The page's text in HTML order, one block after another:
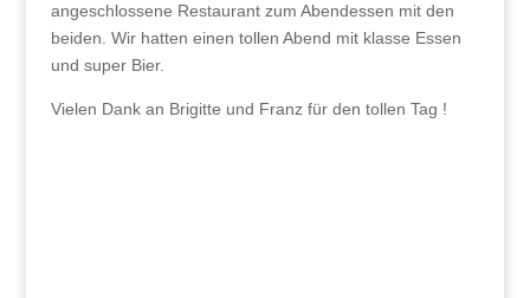
angeschlossene Restaurant zum Abendessen mit den
beiden. Wir hatten einen tollen Abend mit klasse Essen
und super Bier.
Vielen Dank an Brigitte und Franz für den tollen Tag !